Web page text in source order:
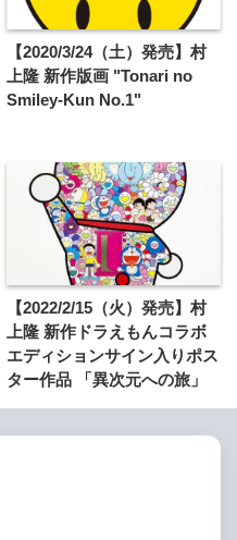
【2020/3/24（土）発売】村
上隆 新作版画 "Tonari no
Smiley-Kun No.1"
【2022/2/15（火）発売】村
上隆 新作ドラえもんコラボ
エディションサイン入りポス
ター作品 「異次元への旅」